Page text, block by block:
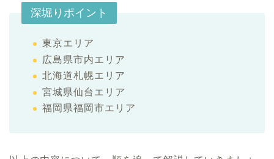
深堀りポイント
東京エリア
広島県市内エリア
北海道札幌エリア
宮城県仙台エリア
福岡県福岡市エリア